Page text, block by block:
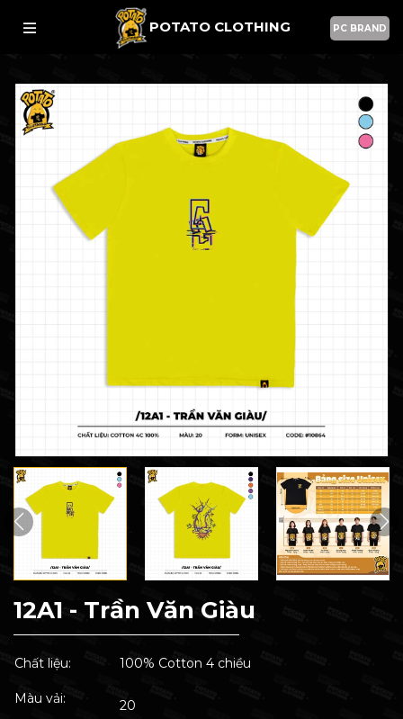
POTATO CLOTHING PC BRAND
12A1 - Trần Văn Giàu
Chất liệu: 100% Cotton 4 chiều
Màu vải: 20